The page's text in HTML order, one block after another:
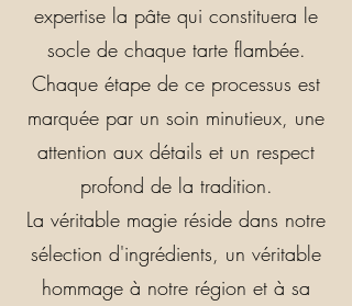
expertise la pâte qui constituera le
socle de chaque tarte flambée.
Chaque étape de ce processus est
marquée par un soin minutieux, une
attention aux détails et un respect
profond de la tradition.
La véritable magie réside dans notre
sélection d'ingrédients, un véritable
hommage à notre région et à sa